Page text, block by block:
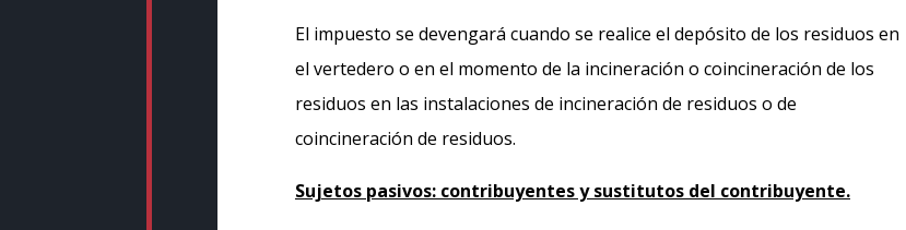
El impuesto se devengará cuando se realice el depósito de los residuos en
el vertedero o en el momento de la incineración o coincineración de los
residuos en las instalaciones de incineración de residuos o de
coincineración de residuos.
Sujetos pasivos: contribuyentes y sustitutos del contribuyente.